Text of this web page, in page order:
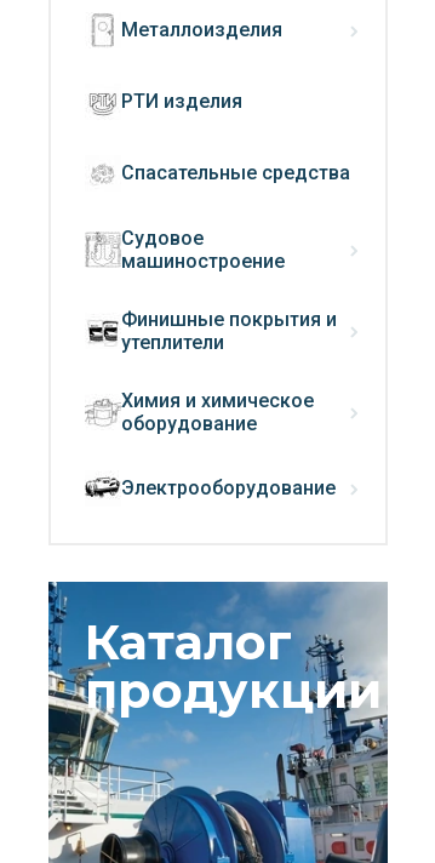
Металлоизделия
РТИ изделия
Спасательные средства
Судовое
машиностроение
Финишные покрытия и
утеплители
Химия и химическое
оборудование
Электрооборудование
Каталог
продукции